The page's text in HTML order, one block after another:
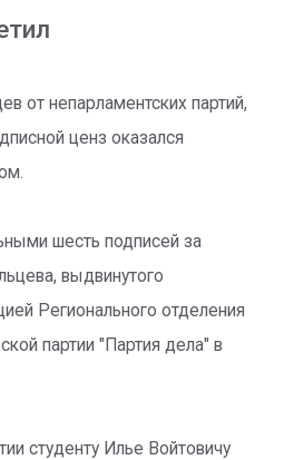
от непарламентских партий,
ценз оказался
шесть подписей за
выдвинутого
Регионального отделения
партии "Партия дела" в
студенту Илье Войтовичу